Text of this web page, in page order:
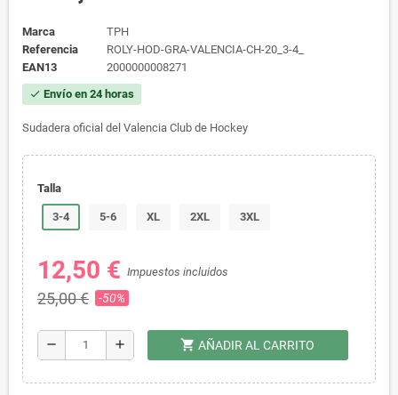
Marca
TPH
Referencia
ROLY-HOD-GRA-VALENCIA-CH-20_3-4_
EAN13
2000000008271
check Envío en 24 horas
Sudadera oficial del Valencia Club de Hockey
Talla
3-4 5-6 XL 2XL 3XL
12,50 € Impuestos incluidos
25,00 € -50%
remove add shopping_cart AÑADIR AL CARRITO